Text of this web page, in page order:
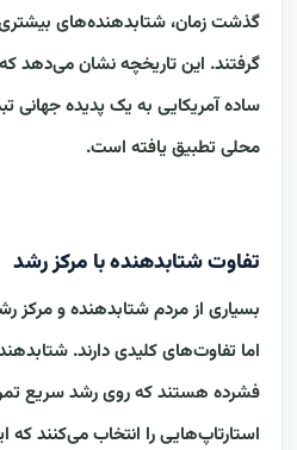
گذشت زمان، شتابدهنده‌های
گرفتند. این تاریخچه نشان می‌دهد
ساده آمریکایی به یک پدیده جهانی
محلی تطبیق یافته است.
تفاوت شتابدهنده با مرکز رشد
بسیاری از مردم شتابدهنده و مرکز
اما تفاوت‌های کلیدی دارند.
فشرده هستند که روی رشد سریع
استارتاپ‌هایی را انتخاب می‌کنند که